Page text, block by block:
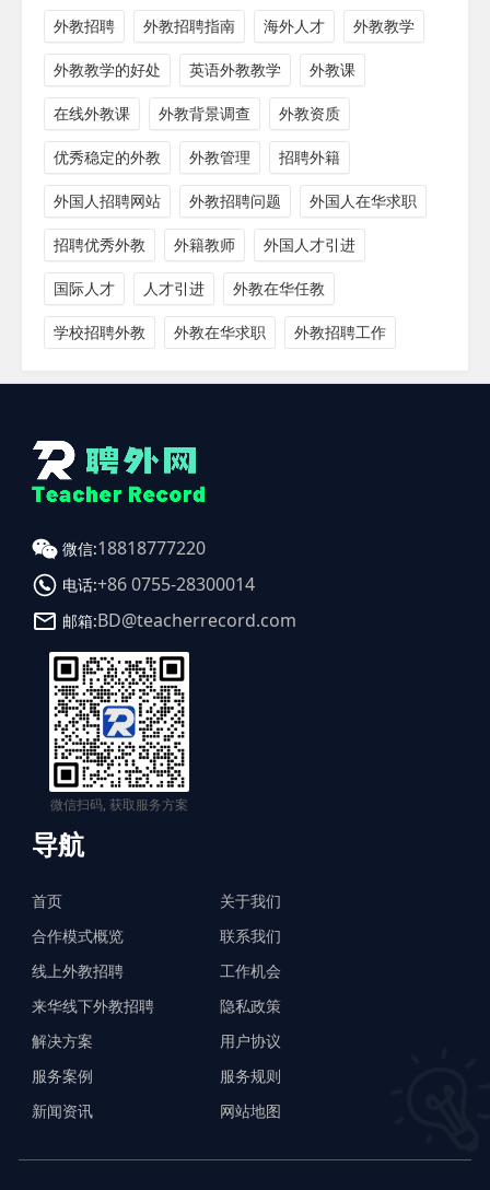
外教招聘 外教招聘指南 海外人才 外教教学
外教教学的好处 英语外教教学 外教课
在线外教课 外教背景调查 外教资质
优秀稳定的外教 外教管理 招聘外籍
外国人招聘网站 外教招聘问题 外国人在华求职
招聘优秀外教 外籍教师 外国人才引进
国际人才 人才引进 外教在华任教
学校招聘外教 外教在华求职 外教招聘工作
微信:18818777220
电话:+86 0755-28300014
邮箱:BD@teacherrecord.com
微信扫码, 获取服务方案
导航
首页
合作模式概览
线上外教招聘
来华线下外教招聘
解决方案
服务案例
新闻资讯
关于我们
联系我们
工作机会
隐私政策
用户协议
服务规则
网站地图